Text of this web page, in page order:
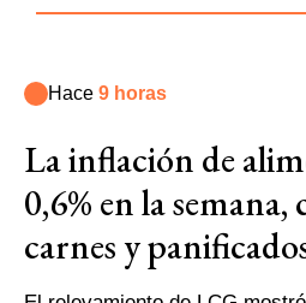
Hace 9 horas
La inflación de
0,6% en la
carnes y